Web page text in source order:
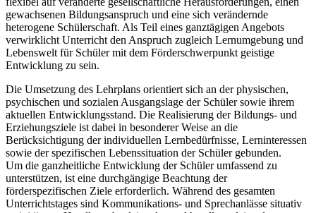
gewachsenen Bildungsanspruch und eine sich verändernde
heterogene Schülerschaft. Als Teil eines ganztägigen Angebots
verwirklicht Unterricht den Anspruch zugleich Lernumgebung und
Lebenswelt für Schüler mit dem Förderschwerpunkt geistige
Entwicklung zu sein.
Die Umsetzung des Lehrplans orientiert sich an der physischen,
psychischen und sozialen Ausgangslage der Schüler sowie ihrem
aktuellen Entwicklungsstand. Die Realisierung der Bildungs- und
Erziehungsziele ist dabei in besonderer Weise an die
Berücksichtigung der individuellen Lernbedürfnisse, Lerninteressen
sowie der spezifischen Lebenssituation der Schüler gebunden.
Um die ganzheitliche Entwicklung der Schüler umfassend zu
unterstützen, ist eine durchgängige Beachtung der
förderspezifischen Ziele erforderlich. Während des gesamten
Unterrichtstages sind Kommunikations- und Sprechanlässe situativ